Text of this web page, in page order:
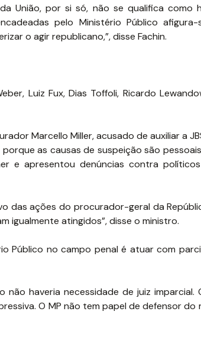
União, por si só, não se qualifica como
pelo Ministério Público
o agir republicano,”, disse Fachin.
Luiz Fux, Dias Toffoli, Ricardo
Marcello Miller, acusado de auxiliar a
as causas de suspeição são
e apresentou denúncias contra
das ações do procurador-geral da
atingidos”, disse o ministro.
Público no campo penal é atuar com
não haveria necessidade de juiz imparcial.
O MP não tem papel de defensor do